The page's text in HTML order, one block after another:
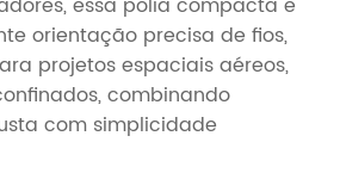
orientação precisa de fios,
projetos espaciais aéreos,
combinando
com simplicidade